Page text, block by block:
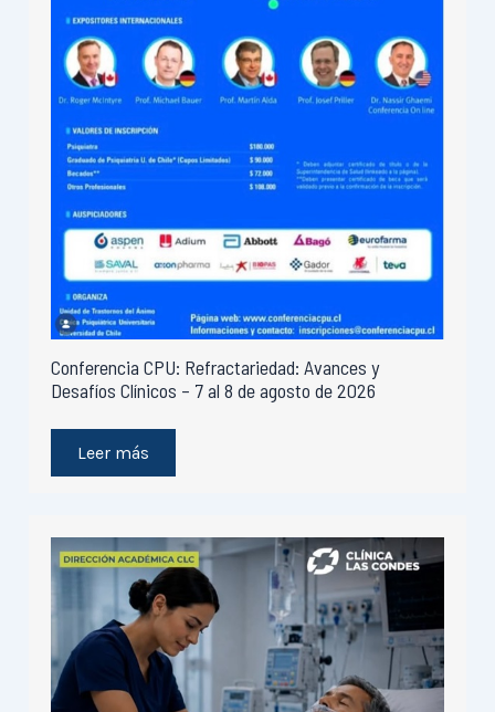
Conferencia CPU: Refractariedad: Avances y
Desafíos Clínicos – 7 al 8 de agosto de 2026
Leer más